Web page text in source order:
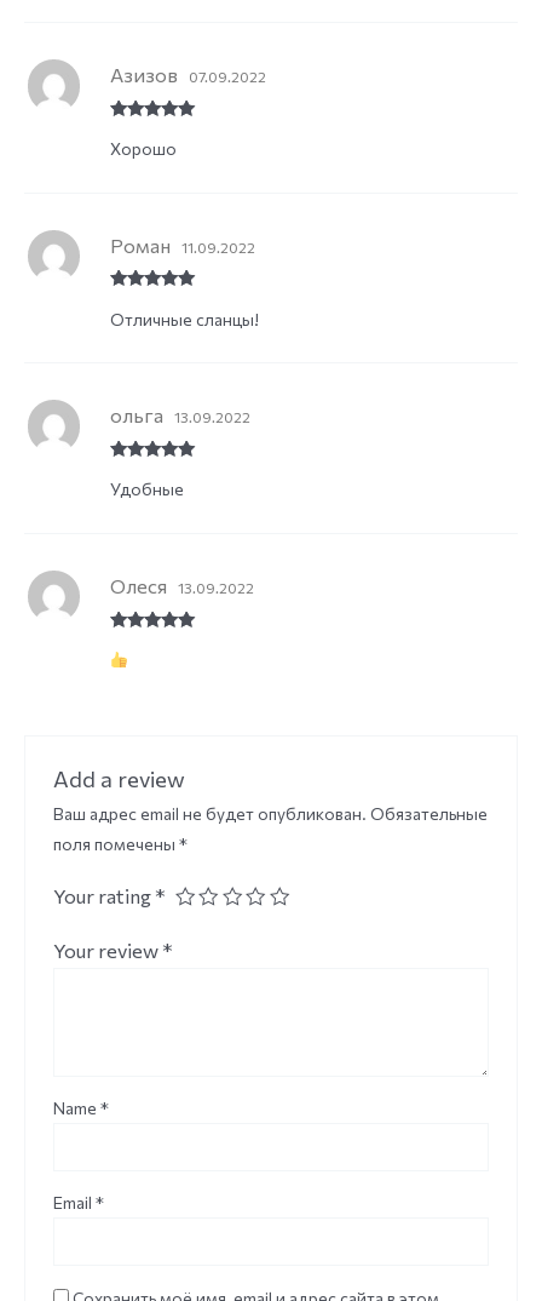
of 5
Азизов 07.09.2022
Хорошо
of 5
Роман 11.09.2022
Отличные сланцы!
of 5
ольга 13.09.2022
Удобные
of 5
Олеся 13.09.2022
Add a review
Ваш адрес email не будет опубликован. Обязательные
поля помечены *
Your rating *
Your review *
Name *
Email *